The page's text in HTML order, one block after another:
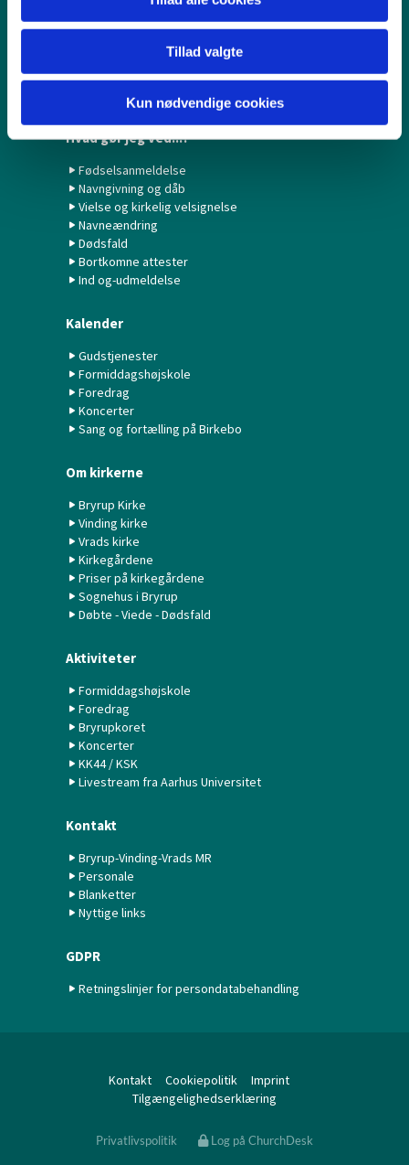
Tillad valgte
Kun nødvendige cookies
Børn & Unge
Konfirmation/Konfirmander
Minikonfirmander
Hvad gør jeg ved...?
Fødselsanmeldelse
Navngivning og dåb
Vielse og kirkelig velsignelse
Navneændring
Dødsfald
Bortkomne attester
Ind og-udmeldelse
Kalender
Gudstjenester
Formiddagshøjskole
Foredrag
Koncerter
Sang og fortælling på Birkebo
Om kirkerne
Bryrup Kirke
Vinding kirke
Vrads kirke
Kirkegårdene
Priser på kirkegårdene
Sognehus i Bryrup
Døbte - Viede - Dødsfald
Aktiviteter
Formiddagshøjskole
Foredrag
Bryrupkoret
Koncerter
KK44 / KSK
Livestream fra Aarhus Universitet
Kontakt
Bryrup-Vinding-Vrads MR
Personale
Blanketter
Nyttige links
GDPR
Retningslinjer for persondatabehandling
Kontakt Cookiepolitik
Imprint
Tilgængelighedserklæring
Privatlivspolitik Log på ChurchDesk